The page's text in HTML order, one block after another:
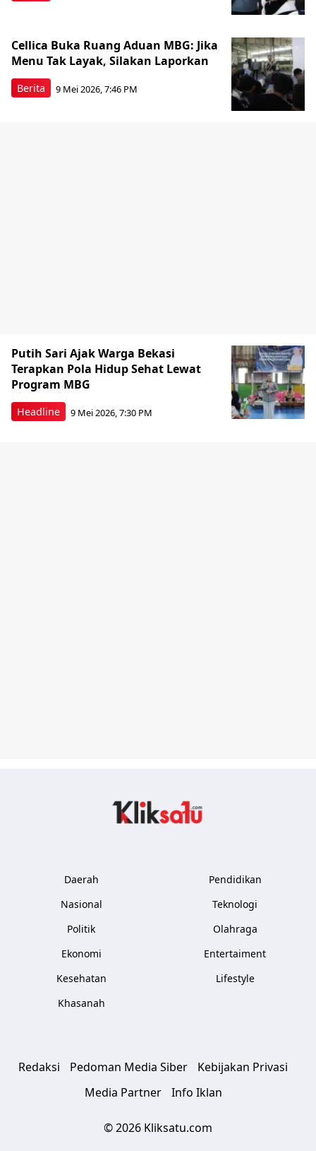
Berita
Cellica Buka Ruang Aduan MBG: Jika
Menu Tak Layak, Silakan Laporkan
9 Mei 2026, 7:46 PM
Headline
Putih Sari Ajak Warga Bekasi
Terapkan Pola Hidup Sehat Lewat
Program MBG
9 Mei 2026, 7:30 PM
Daerah
Nasional
Politik
Ekonomi
Kesehatan
Khasanah
Pendidikan
Teknologi
Olahraga
Entertaiment
Lifestyle
Redaksi Pedoman Media Siber
Kebijakan Privasi
Media Partner
Info Iklan
© 2026 Kliksatu.com